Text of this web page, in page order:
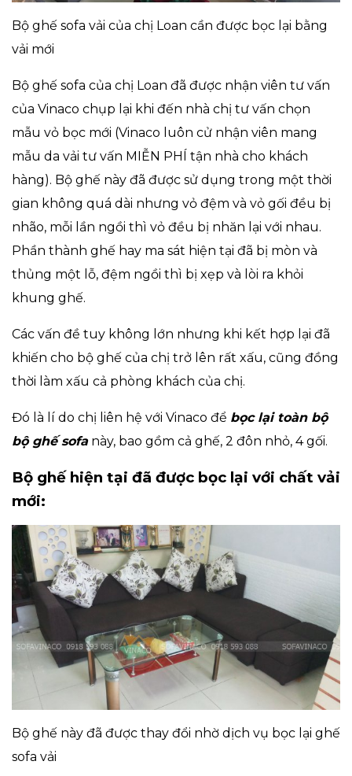
Bộ ghế sofa vải của chị Loan cần được bọc lại bằng
vải mới
Bộ ghế sofa của chị Loan đã được nhận viên tư vấn
của Vinaco chụp lại khi đến nhà chị tư vấn chọn
mẫu vỏ bọc mới (Vinaco luôn cử nhận viên mang
mẫu da vải tư vấn MIỄN PHÍ tận nhà cho khách
hàng). Bộ ghế này đã được sử dụng trong một thời
gian không quá dài nhưng vỏ đệm và vỏ gối đều bị
nhão, mỗi lần ngồi thì vỏ đều bị nhăn lại với nhau.
Phần thành ghế hay ma sát hiện tại đã bị mòn và
thủng một lỗ, đệm ngồi thì bị xẹp và lòi ra khỏi
khung ghế.
Các vấn đề tuy không lớn nhưng khi kết hợp lại đã
khiến cho bộ ghế của chị trở lên rất xấu, cũng đồng
thời làm xấu cả phòng khách của chị.
Đó là lí do chị liên hệ với Vinaco để bọc lại toàn bộ
bộ ghế sofa này, bao gồm cả ghế, 2 đôn nhỏ, 4 gối.
Bộ ghế hiện tại đã được bọc lại với chất vải
mới:
Bộ ghế này đã được thay đổi nhờ dịch vụ bọc lại ghế
sofa vải